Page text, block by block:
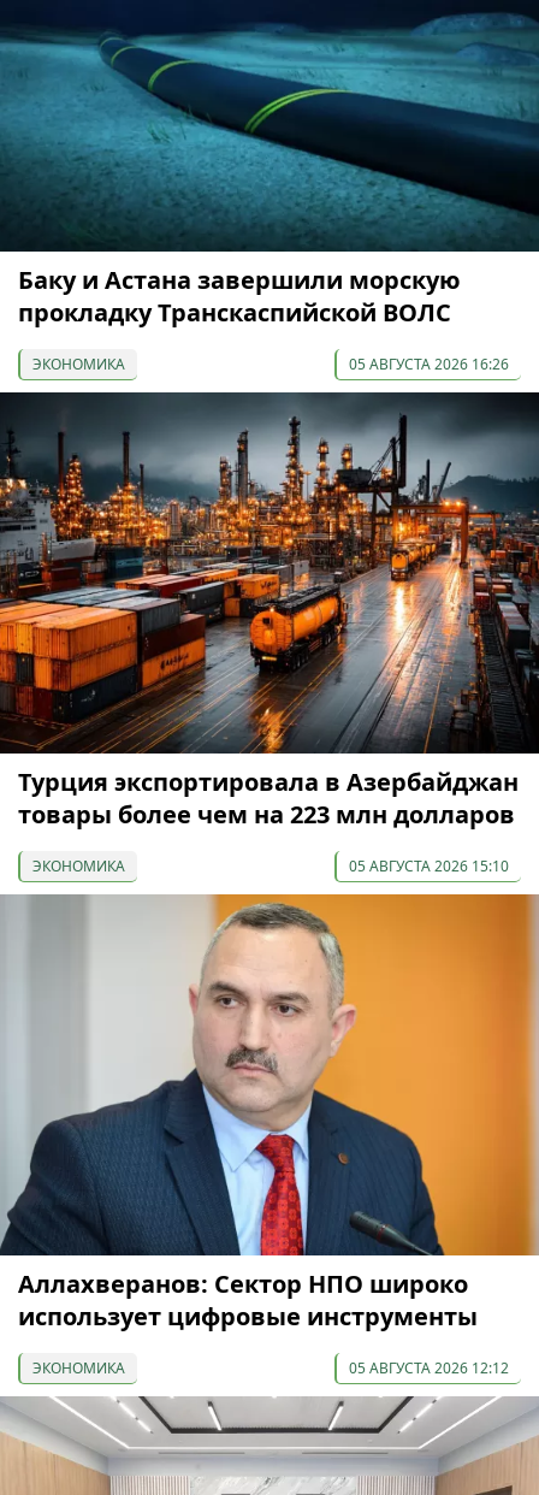
Баку и Астана завершили морскую
прокладку Транскаспийской ВОЛС
ЭКОНОМИКА 05 АВГУСТА 2026 16:26
Турция экспортировала в Азербайджан
товары более чем на 223 млн долларов
ЭКОНОМИКА 05 АВГУСТА 2026 15:10
Аллахверанов: Сектор НПО широко
использует цифровые инструменты
ЭКОНОМИКА 05 АВГУСТА 2026 12:12